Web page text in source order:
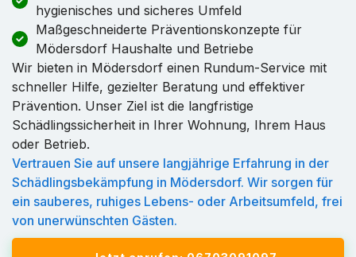
hygienisches und sicheres Umfeld
Maßgeschneiderte Präventionskonzepte für
Mödersdorf Haushalte und Betriebe
Wir bieten in Mödersdorf einen Rundum-Service mit
schneller Hilfe, gezielter Beratung und effektiver
Prävention. Unser Ziel ist die langfristige
Schädlingssicherheit in Ihrer Wohnung, Ihrem Haus
oder Betrieb.
Vertrauen Sie auf unsere langjährige Erfahrung in der
Schädlingsbekämpfung in Mödersdorf. Wir sorgen für
ein sauberes, ruhiges Lebens- oder Arbeitsumfeld, frei
von unerwünschten Gästen.